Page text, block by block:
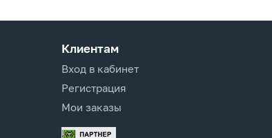
Клиентам
Вход в кабинет
Регистрация
Мои заказы